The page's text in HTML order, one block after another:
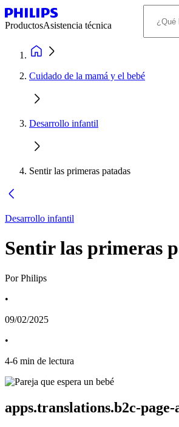
ProductosAsistencia técnica
Cuidado de la mamá y el bebé
Desarrollo infantil
Sentir las primeras patadas
Desarrollo infantil
Sentir las primeras
Por Philips
•
09/02/2025
•
4-6 min de lectura
apps.translations.b2c-